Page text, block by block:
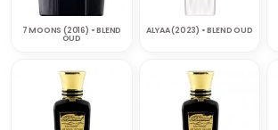
7 MOONS (2016) • BLEND
OUD
ALYAA (2023) • BLEND OUD